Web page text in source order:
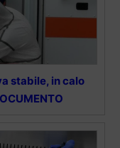
stabile, in calo